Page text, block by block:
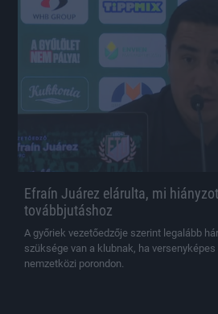
Efraín Juárez elárulta, mi
továbbjutáshoz
A győriek vezetőedzője szerint legalább
szüksége van a klubnak, ha
nemzetközi porondon.